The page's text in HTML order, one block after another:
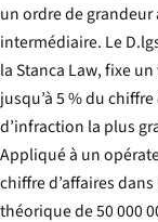
un ordre de
intermédiaire. Le
laStanca Law, fixe
jusqu’à 5 % du
d’infraction la plus
Appliqué à un
chiffre d’affaires
théorique de 50 000